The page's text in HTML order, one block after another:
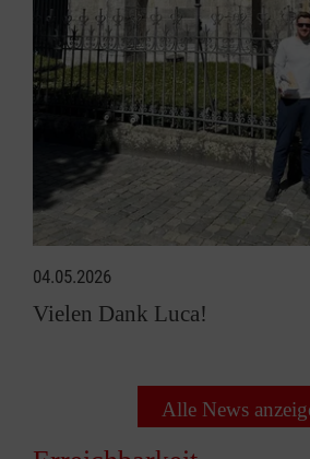
04.05.2026
Vielen Dank Luca!
Alle News